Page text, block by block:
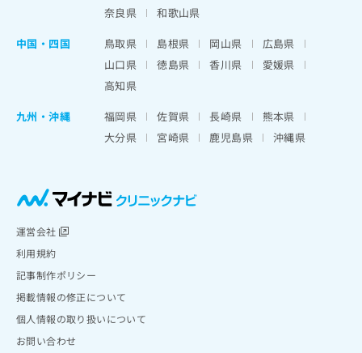
奈良県
和歌山県
中国・四国
鳥取県 島根県 岡山県
広島県
山口県
徳島県 香川県
愛媛県
高知県
九州・沖縄
福岡県 佐賀県 長崎県
熊本県
大分県
宮崎県 鹿児島県 沖縄県
運営会社
利用規約
記事制作ポリシー
掲載情報の修正について
個人情報の取り扱いについて
お問い合わせ